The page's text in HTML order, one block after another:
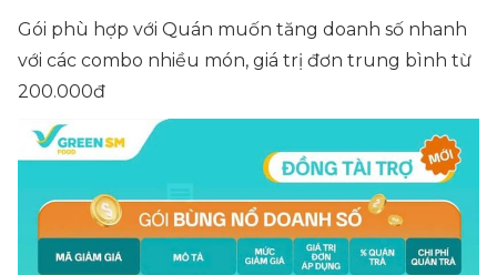
Gói phù hợp với Quán muốn tăng doanh số nhanh
với các combo nhiều món, giá trị đơn trung bình từ
200.000đ